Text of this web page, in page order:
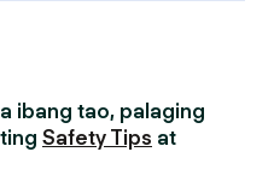
ibang tao, palaging
Safety Tips at